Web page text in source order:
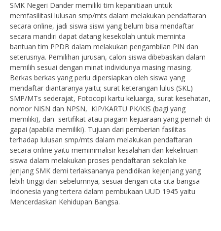
SMK Negeri Dander memiliki tim kepanitiaan untuk
memfasilitasi lulusan smp/mts dalam melakukan pendaftaran
secara online, jadi siswa siswi yang belum bisa mendaftar
secara mandiri dapat datang kesekolah untuk meminta
bantuan tim PPDB dalam melakukan pengambilan PIN dan
seterusnya. Pemilihan jurusan, calon siswa dibebaskan dalam
memilih sesuai dengan minat individunya masing masing.
Berkas berkas yang perlu dipersiapkan oleh siswa yang
mendaftar diantaranya yaitu; surat keterangan lulus (SKL)
SMP/MTs sederajat, Fotocopi kartu keluarga, surat kesehatan,
nomor NISN dan NPSN, KIP/KARTU PK/KIS (bagi yang
memiliki), dan sertifikat atau piagam kejuaraan yang pernah di
gapai (apabila memiliki). Tujuan dari pemberian fasilitas
terhadap lulusan smp/mts dalam melakukan pendaftaran
secara online yaitu meminimalisir kesalahan dan kekeliruan
siswa dalam melakukan proses pendaftaran sekolah ke
jenjang SMK demi terlaksananya pendidikan kejenjang yang
lebih tinggi dari sebelumnya, sesuai dengan cita cita bangsa
Indonesia yang tertera dalam pembukaan UUD 1945 yaitu
Mencerdaskan Kehidupan Bangsa.